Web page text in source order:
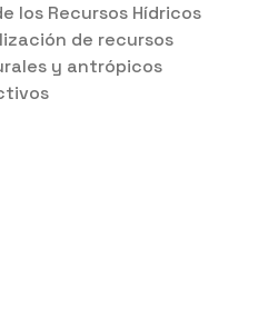
los Recursos Hídricos
de recursos
y antrópicos